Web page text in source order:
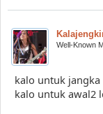
Well-Known
kalo untuk
kalo untuk awal2